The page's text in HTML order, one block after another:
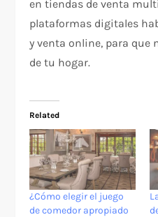
en tiendas de venta
plataformas digitales
y venta online, para que
de tu hogar.
Related
¿Cómo elegir el juego
de comedor apropiado